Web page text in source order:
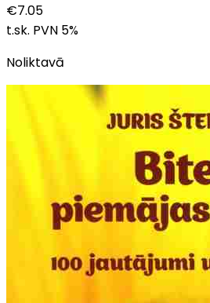
€7.05
t.sk. PVN 5%
Noliktavā